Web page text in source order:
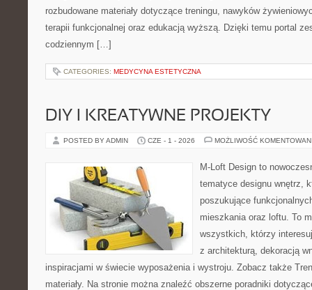
rozbudowane materiały dotyczące treningu, nawyków
terapii funkcjonalnej oraz edukacją wyższą. Dzięki temu portal
codziennym […]
CATEGORIES: MEDYCYNA ESTETYCZNA
DIY I KREATYWNE PROJEKTY
POSTED BY ADMIN CZE - 1 - 2026 MOŻLIWOŚĆ
M-Loft Design to
tematyce designu wnętrz,
poszukujące
mieszkania oraz loftu. To
wszystkich, którzy
z architekturą, dekoracją
inspiracjami w świecie wyposażenia i wystroju. Zobacz także
materiały. Na stronie można znaleźć obszerne poradniki